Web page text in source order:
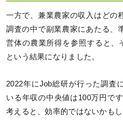
一方で、兼業農家の収入はどの
調査の中で副業農家にあたる、
営体の農業所得を参照すると、
という結果になりました。
2022年にJob総研が行った調査
いる年収の中央値は100万円で
考えると、効率的ではないかもし